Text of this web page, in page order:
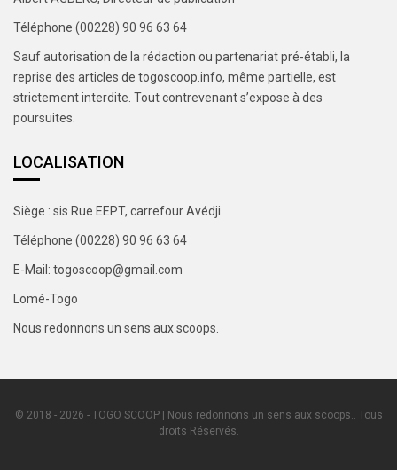
Téléphone (00228) 90 96 63 64
Sauf autorisation de la rédaction ou partenariat pré-établi, la
reprise des articles de togoscoop.info, même partielle, est
strictement interdite. Tout contrevenant s’expose à des
poursuites.
LOCALISATION
Siège : sis Rue EEPT, carrefour Avédji
Téléphone (00228) 90 96 63 64
E-Mail: togoscoop@gmail.com
Lomé-Togo
Nous redonnons un sens aux scoops.
© 2018 - 2026 - TOGO SCOOP | Nous redonnons un sens aux scoops.. Tous
droits Réservés.